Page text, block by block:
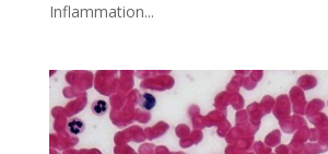
Inflammation...